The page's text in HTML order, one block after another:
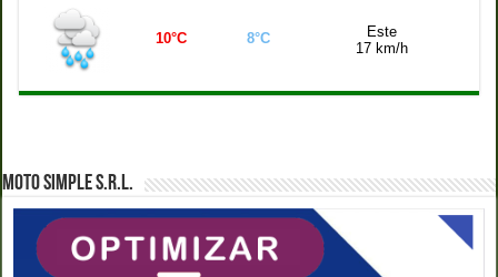
10°C 8°C
Este
17 km/h
MOTO SIMPLE S.R.L.